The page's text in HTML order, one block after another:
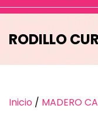
RODILLO
Inicio / MADERO